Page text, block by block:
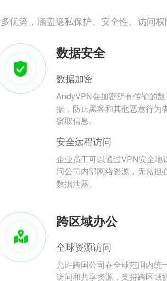
优势，涵盖隐私保护、安全性、访问
数据安全
数据加密
AndyVPN会加密所有传输的数
据，防止黑客和其他恶意行为
窃取信息。
安全远程访问
企业员工可以通过VPN安全地
问公司内部网络资源，无需担
数据泄露。
跨区域办公
全球资源访问
允许跨国公司在全球范围内统
访问和共享资源，支持跨区域